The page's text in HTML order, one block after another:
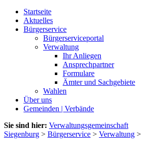
Startseite
Aktuelles
Bürgerservice
Bürgerserviceportal
Verwaltung
Ihr Anliegen
Ansprechpartner
Formulare
Ämter und Sachgebiete
Wahlen
Über uns
Gemeinden | Verbände
Sie sind hier: Verwaltungsgemeinschaft
Siegenburg > Bürgerservice > Verwaltung >